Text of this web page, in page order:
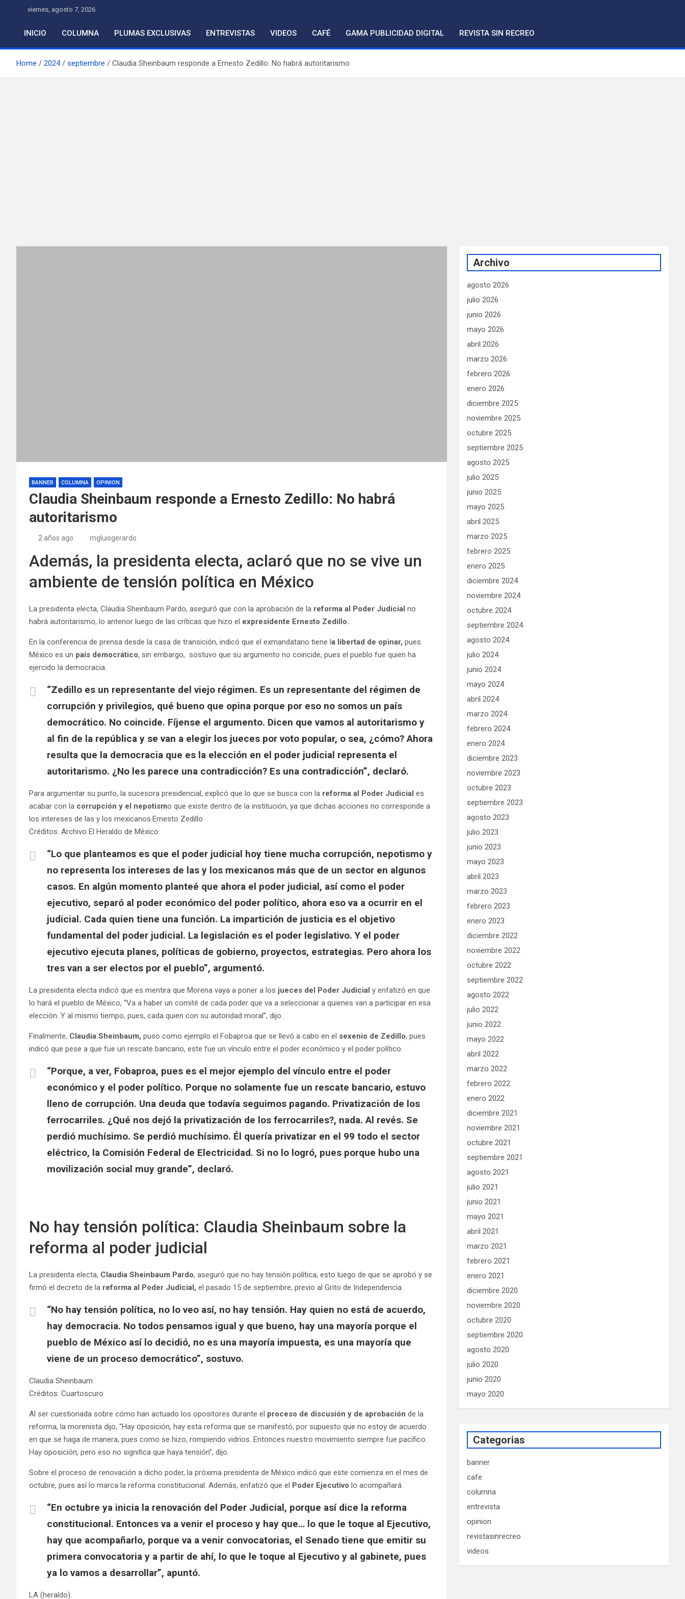
content
viernes, agosto 7, 2026
INICIO COLUMNA PLUMAS EXCLUSIVAS ENTREVISTAS VIDEOS CAFÉ GAMA PUBLICIDAD DIGITAL REVISTA SIN RECREO
Home 2024 septiembre Claudia Sheinbaum responde a Ernesto Zedillo: No habrá autoritarismo
BANNER COLUMNA OPINION
Claudia Sheinbaum responde a Ernesto Zedillo: No habrá
autoritarismo
2 años ago mgluisgerardo
Además, la presidenta electa, aclaró que no se vive un
ambiente de tensión política en México
La presidenta electa, Claudia Sheinbaum Pardo, aseguró que con la aprobación de la reforma al Poder Judicial no
habrá autoritarismo, lo anterior luego de las críticas que hizo el expresidente Ernesto Zedillo.
En la conferencia de prensa desde la casa de transición, indicó que el exmandatario tiene la libertad de opinar, pues
México es un país democrático, sin embargo, sostuvo que su argumento no coincide, pues el pueblo fue quien ha
ejercido la democracia.
“Zedillo es un representante del viejo régimen. Es un representante del régimen de
corrupción y privilegios, qué bueno que opina porque por eso no somos un país
democrático. No coincide. Fíjense el argumento. Dicen que vamos al autoritarismo y
al fin de la república y se van a elegir los jueces por voto popular, o sea, ¿cómo? Ahora
resulta que la democracia que es la elección en el poder judicial representa el
autoritarismo. ¿No les parece una contradicción? Es una contradicción”, declaró.
Para argumentar su punto, la sucesora presidencial, explicó que lo que se busca con la reforma al Poder Judicial es
acabar con la corrupción y el nepotismo que existe dentro de la institución, ya que dichas acciones no corresponde a
los intereses de las y los mexicanos.Ernesto Zedillo
Créditos: Archivo El Heraldo de México
“Lo que planteamos es que el poder judicial hoy tiene mucha corrupción, nepotismo y
no representa los intereses de las y los mexicanos más que de un sector en algunos
casos. En algún momento planteé que ahora el poder judicial, así como el poder
ejecutivo, separó al poder económico del poder político, ahora eso va a ocurrir en el
judicial. Cada quien tiene una función. La impartición de justicia es el objetivo
fundamental del poder judicial. La legislación es el poder legislativo. Y el poder
ejecutivo ejecuta planes, políticas de gobierno, proyectos, estrategias. Pero ahora los
tres van a ser electos por el pueblo”, argumentó.
La presidenta electa indicó que es mentira que Morena vaya a poner a los jueces del Poder Judicial y enfatizó en que
lo hará el pueblo de México, “Va a haber un comité de cada poder que va a seleccionar a quienes van a participar en esa
elección. Y al mismo tiempo, pues, cada quien con su autoridad moral”, dijo.
Finalmente, Claudia Sheinbaum, puso como ejemplo el Fobaproa que se llevó a cabo en el sexenio de Zedillo, pues
indicó que pese a que fue un rescate bancario, este fue un vínculo entre el poder económico y el poder político.
“Porque, a ver, Fobaproa, pues es el mejor ejemplo del vínculo entre el poder
económico y el poder político. Porque no solamente fue un rescate bancario, estuvo
lleno de corrupción. Una deuda que todavía seguimos pagando. Privatización de los
ferrocarriles. ¿Qué nos dejó la privatización de los ferrocarriles?, nada. Al revés. Se
perdió muchísimo. Se perdió muchísimo. Él quería privatizar en el 99 todo el sector
eléctrico, la Comisión Federal de Electricidad. Si no lo logró, pues porque hubo una
movilización social muy grande”, declaró.
No hay tensión política: Claudia Sheinbaum sobre la
reforma al poder judicial
La presidenta electa, Claudia Sheinbaum Pardo, aseguró que no hay tensión política, esto luego de que se aprobó y se
firmó el decreto de la reforma al Poder Judicial, el pasado 15 de septiembre, previo al Grito de Independencia.
“No hay tensión política, no lo veo así, no hay tensión. Hay quien no está de acuerdo,
hay democracia. No todos pensamos igual y que bueno, hay una mayoría porque el
pueblo de México así lo decidió, no es una mayoría impuesta, es una mayoría que
viene de un proceso democrático”, sostuvo.
Claudia Sheinbaum
Créditos: Cuartoscuro
Al ser cuestionada sobre cómo han actuado los opositores durante el proceso de discusión y de aprobación de la
reforma, la morenista dijo, “Hay oposición, hay esta reforma que se manifestó, por supuesto que no estoy de acuerdo
en que se haga de manera, pues como se hizo, rompiendo vidrios. Entonces nuestro movimiento siempre fue pacífico.
Hay oposición, pero eso no significa que haya tensión”, dijo.
Sobre el proceso de renovación a dicho poder, la próxima presidenta de México indicó que este comienza en el mes de
octubre, pues así lo marca la reforma constitucional. Además, enfatizó que el Poder Ejecutivo lo acompañará.
“En octubre ya inicia la renovación del Poder Judicial, porque así dice la reforma
constitucional. Entonces va a venir el proceso y hay que… lo que le toque al Ejecutivo,
hay que acompañarlo, porque va a venir convocatorias, el Senado tiene que emitir su
primera convocatoria y a partir de ahí, lo que le toque al Ejecutivo y al gabinete, pues
ya lo vamos a desarrollar”, apuntó.
LA (heraldo).
Archivo
agosto 2026
julio 2026
junio 2026
mayo 2026
abril 2026
marzo 2026
febrero 2026
enero 2026
diciembre 2025
noviembre 2025
octubre 2025
septiembre 2025
agosto 2025
julio 2025
junio 2025
mayo 2025
abril 2025
marzo 2025
febrero 2025
enero 2025
diciembre 2024
noviembre 2024
octubre 2024
septiembre 2024
agosto 2024
julio 2024
junio 2024
mayo 2024
abril 2024
marzo 2024
febrero 2024
enero 2024
diciembre 2023
noviembre 2023
octubre 2023
septiembre 2023
agosto 2023
julio 2023
junio 2023
mayo 2023
abril 2023
marzo 2023
febrero 2023
enero 2023
diciembre 2022
noviembre 2022
octubre 2022
septiembre 2022
agosto 2022
julio 2022
junio 2022
mayo 2022
abril 2022
marzo 2022
febrero 2022
enero 2022
diciembre 2021
noviembre 2021
octubre 2021
septiembre 2021
agosto 2021
julio 2021
junio 2021
mayo 2021
abril 2021
marzo 2021
febrero 2021
enero 2021
diciembre 2020
noviembre 2020
octubre 2020
septiembre 2020
agosto 2020
julio 2020
junio 2020
mayo 2020
Categorias
banner
cafe
columna
entrevista
opinion
revistasinrecreo
videos